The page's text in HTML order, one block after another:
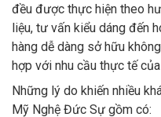
đều được thực hiện theo
liệu, tư vấn kiểu dáng đến
hàng dễ dàng sở hữu
hợp với nhu cầu thực tế
Những lý do khiến nhiều
Mỹ Nghệ Đức Sự gồm có: